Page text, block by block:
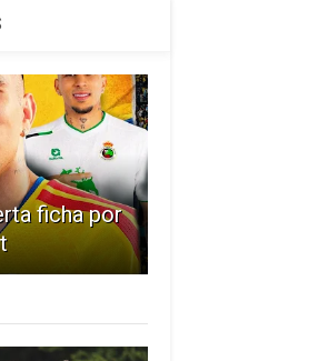
ficha por